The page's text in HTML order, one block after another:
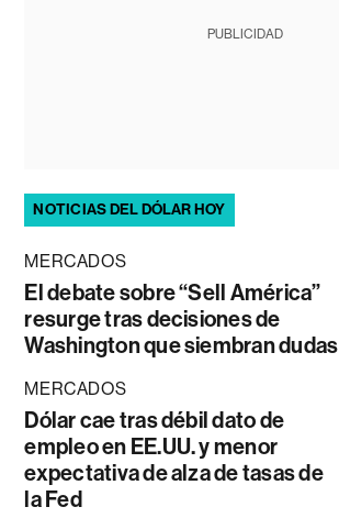
PUBLICIDAD
NOTICIAS DEL DÓLAR HOY
MERCADOS
El debate sobre “Sell América”
resurge tras decisiones de
Washington que siembran dudas
MERCADOS
Dólar cae tras débil dato de
empleo en EE.UU. y menor
expectativa de alza de tasas de
la Fed